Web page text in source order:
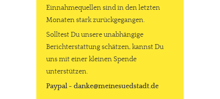
Einnahmequellen sind in den letzten
Monaten stark zurückgegangen.
Solltest Du unsere unabhängige
Berichterstattung schätzen, kannst Du
uns mit einer kleinen Spende
unterstützen.
Paypal - danke@meinesuedstadt.de